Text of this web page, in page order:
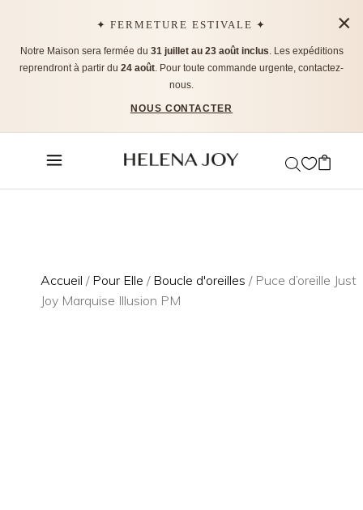
✦ FERMETURE ESTIVALE ✦
Notre Maison sera fermée du 31 juillet au 23 août inclus. Les expéditions
reprendront à partir du 24 août. Pour toute commande urgente, contactez-
nous.
NOUS CONTACTER
×
Accueil / Pour Elle / Boucle d'oreilles / Puce d’oreille Just
Joy Marquise Illusion PM